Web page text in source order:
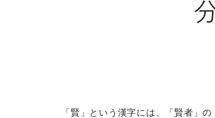
「賢」という漢字には、「賢者」